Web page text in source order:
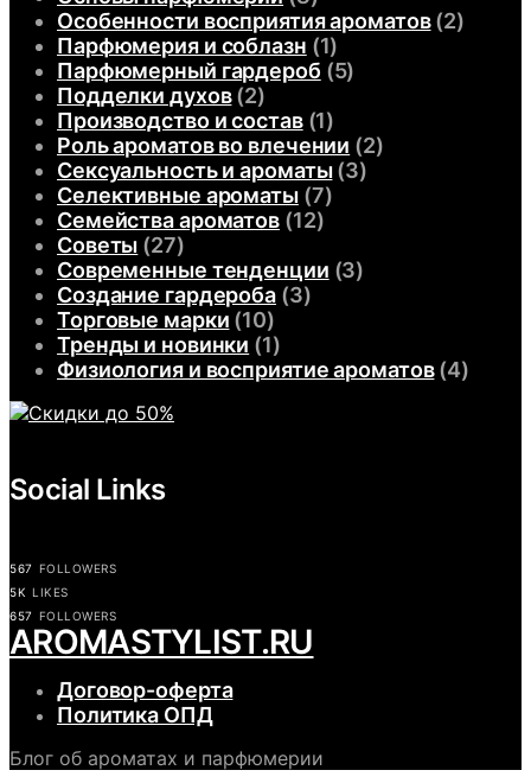
Особенности восприятия ароматов(2)
Парфюмерия и соблазн (1)
Парфюмерный гардероб (5)
Подделки духов(2)
Производство и состав(1)
Роль ароматов во влечении (2)
Сексуальность и ароматы(3)
Селективные ароматы(7)
Семейства ароматов(12)
Советы (27)
Современные тенденции (3)
Создание гардероба(3)
Торговые марки (10)
Тренды и новинки (1)
Физиология и восприятие ароматов(4)
Social Links
567 FOLLOWERS
5K LIKES
657 FOLLOWERS
АROMASTYLIST.RU
Договор-оферта
Политика ОПД
Блог об ароматах и парфюмерии